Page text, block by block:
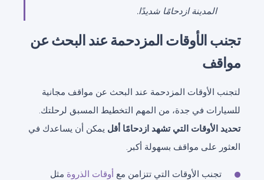
المدينة ازدحامًا شديدًا.
تجنب الأوقات المزدحمة عند البحث عن
مواقف
لتجنب الأوقات المزدحمة عند البحث عن مواقف مجانية
للسيارات في جدة، من المهم التخطيط المسبق لرحلتك.
تحديد الأوقات التي تشهد ازدحامًا أقل يمكن أن يساعدك في
العثور على مواقف بسهولة أكبر.
تجنب الأوقات التي تتزامن مع أوقات الذروة مثل